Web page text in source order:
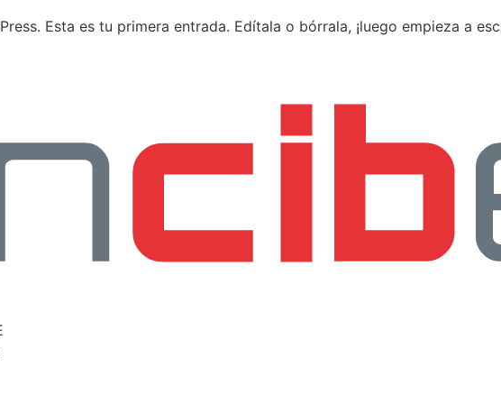
Esta es tu primera entrada. Edítala o bórrala, ¡luego empieza a